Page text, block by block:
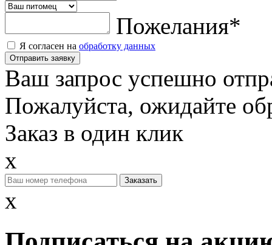
Пожелания*
Я согласен на обработку данных
Отправить заявку
Ваш запрос успешно
Пожалуйста, ожидайте
Заказ в один клик
x
x